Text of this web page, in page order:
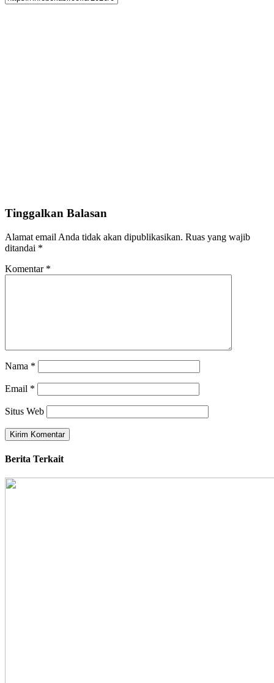
Tinggalkan Balasan
Alamat email Anda tidak akan dipublikasikan. Ruas yang wajib
ditandai *
Komentar *
Nama *
Email *
Situs Web
Berita Terkait